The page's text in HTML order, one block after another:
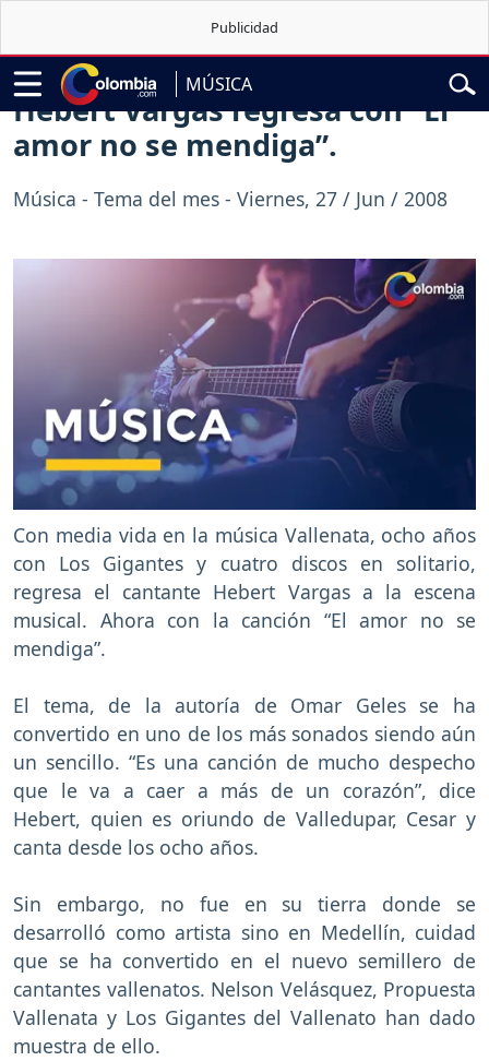
MÚSICA
de Abelardo de la Espriella
Hebert Vargas regresa con “El
amor no se mendiga”.
Música - Tema del mes - Viernes, 27 / Jun / 2008
Con media vida en la música Vallenata, ocho años
con Los Gigantes y cuatro discos en solitario,
regresa el cantante Hebert Vargas a la escena
musical. Ahora con la canción “El amor no se
mendiga”.
El tema, de la autoría de Omar Geles se ha
convertido en uno de los más sonados siendo aún
un sencillo. “Es una canción de mucho despecho
que le va a caer a más de un corazón”, dice
Hebert, quien es oriundo de Valledupar, Cesar y
canta desde los ocho años.
Sin embargo, no fue en su tierra donde se
desarrolló como artista sino en Medellín, cuidad
que se ha convertido en el nuevo semillero de
cantantes vallenatos. Nelson Velásquez, Propuesta
Vallenata y Los Gigantes del Vallenato han dado
muestra de ello.